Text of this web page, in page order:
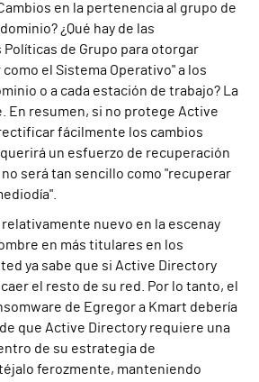
en la pertenencia al grupo de
¿Qué hay de las
de Grupo para otorgar
el Sistema Operativo" a los
o a cada estación de trabajo? La
En resumen, si no protege Active
fácilmente los cambios
un esfuerzo de recuperación
será tan sencillo como "recuperar
nuevo en la escenay
en más titulares en los
ya sabe que si Active Directory
el resto de su red. Por lo tanto, el
de Egregor a Kmart debería
que Active Directory requiere una
de su estrategia de
ferozmente, manteniendo